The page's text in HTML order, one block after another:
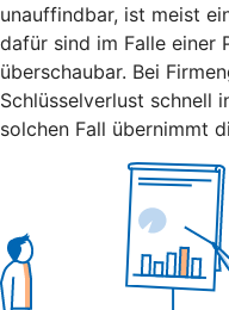
unauffindbar, ist meist
dafür sind im Falle einer
überschaubar. Bei
Schlüsselverlust schnell
solchen Fall übernimmt